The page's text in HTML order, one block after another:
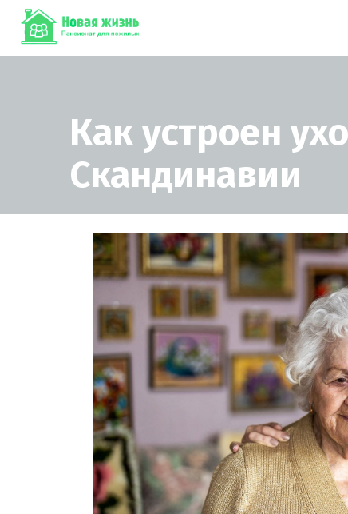
Как устроен
Скандинавии